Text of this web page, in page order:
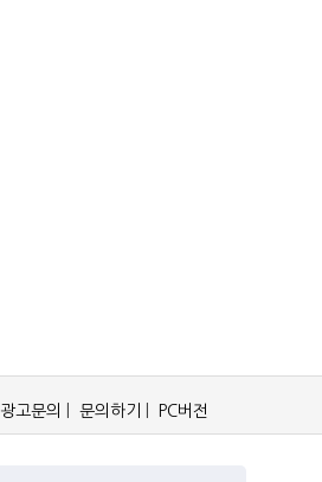
광고문의 문의하기 PC버전